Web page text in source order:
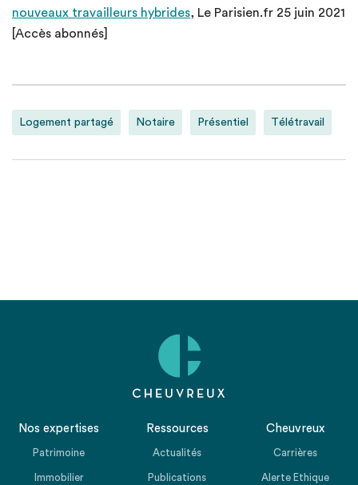
nouveaux travailleurs hybrides, Le Parisien.fr 25 juin 2021
[Accès abonnés]
Logement partagé Notaire Présentiel Télétravail
Nos expertises
Patrimoine
Immobilier
Ressources
Actualités
Publications
Cheuvreux
Carrières
Alerte Ethique